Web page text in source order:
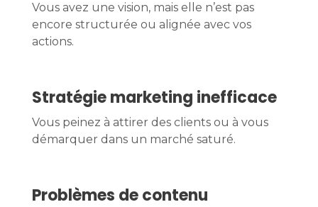
Vous avez une vision, mais elle n’est pas
encore structurée ou alignée avec vos
actions.
Stratégie marketing inefficace
Vous peinez à attirer des clients ou à vous
démarquer dans un marché saturé.
Problèmes de contenu